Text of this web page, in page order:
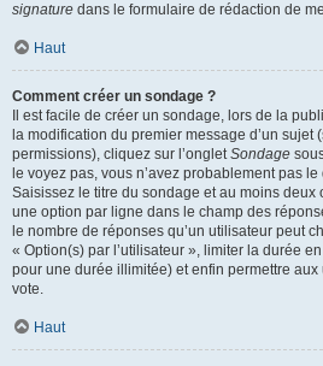
signature dans le formulaire de rédaction de
Haut
Comment créer un sondage ?
Il est facile de créer un sondage, lors de la
la modification du premier message d’un sujet
permissions), cliquez sur l’ongletSondage
le voyez pas, vous n’avez probablement pas
Saisissez le titre du sondage et au moins deux
une option par ligne dans le champ des
le nombre de réponses qu’un utilisateur peut
« Option(s) par l’utilisateur », limiter la durée
pour une durée illimitée) et enfin permettre
vote.
Haut